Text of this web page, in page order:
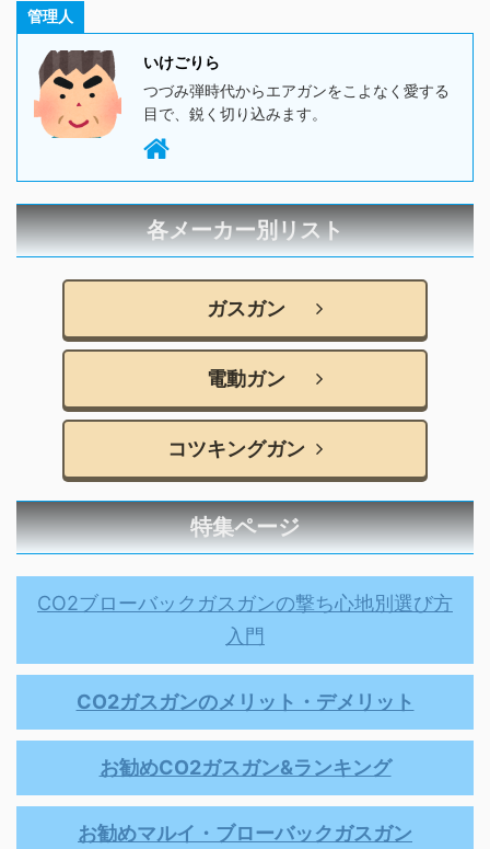
管理人
いけごりら
つづみ弾時代からエアガンをこよなく愛する
目で、鋭く切り込みます。
各メーカー別リスト
ガスガン
電動ガン
コツキングガン
特集ページ
CO2ブローバックガスガンの撃ち心地別選び方
入門
CO2ガスガンのメリット・デメリット
お勧めCO2ガスガン&ランキング
お勧めマルイ・ブローバックガスガン